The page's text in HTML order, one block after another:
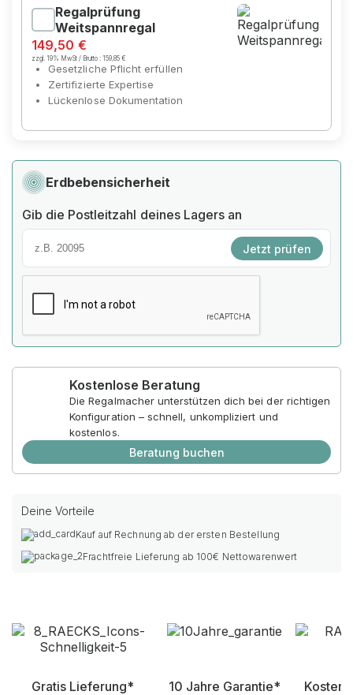
Regalprüfung
Weitspannregal
149,50 €
zzgl. 19% MwSt / Brutto :159,85 €
Gesetzliche Pflicht erfüllen
Zertifizierte Expertise
Lückenlose Dokumentation
Erdbebensicherheit
Gib die Postleitzahl deines Lagers an
Jetzt prüfen
Kostenlose Beratung
Die Regalmacher unterstützen dich bei der richtigen
Konfiguration – schnell, unkompliziert und
kostenlos.
Beratung buchen
Deine Vorteile
Kauf auf Rechnung ab der ersten Bestellung
Frachtfreie Lieferung ab 100€ Nettowarenwert
Gratis Lieferung* 10 Jahre Garantie*